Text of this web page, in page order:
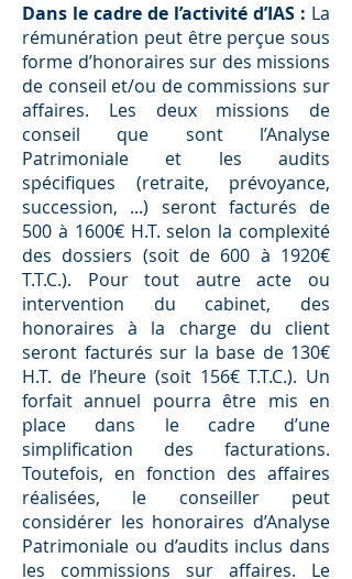
Dans le cadre de l’activité d’IAS : La
rémunération peut être perçue sous
forme d’honoraires sur des missions
de conseil et/ou de commissions sur
aﬀaires. Les deux missions de
conseil que sont l’Analyse
Patrimoniale et les audits
spéciﬁques (retraite, prévoyance,
succession, ...) seront facturés de
500 à 1600€ H.T. selon la complexité
des dossiers (soit de 600 à 1920€
T.T.C.). Pour tout autre acte ou
intervention du cabinet, des
honoraires à la charge du client
seront facturés sur la base de 130€
H.T. de l’heure (soit 156€ T.T.C.). Un
forfait annuel pourra être mis en
place dans le cadre d’une
simpliﬁcation des facturations.
Toutefois, en fonction des aﬀaires
réalisées, le conseiller peut
considérer les honoraires d’Analyse
Patrimoniale ou d’audits inclus dans
les commissions sur aﬀaires. Le